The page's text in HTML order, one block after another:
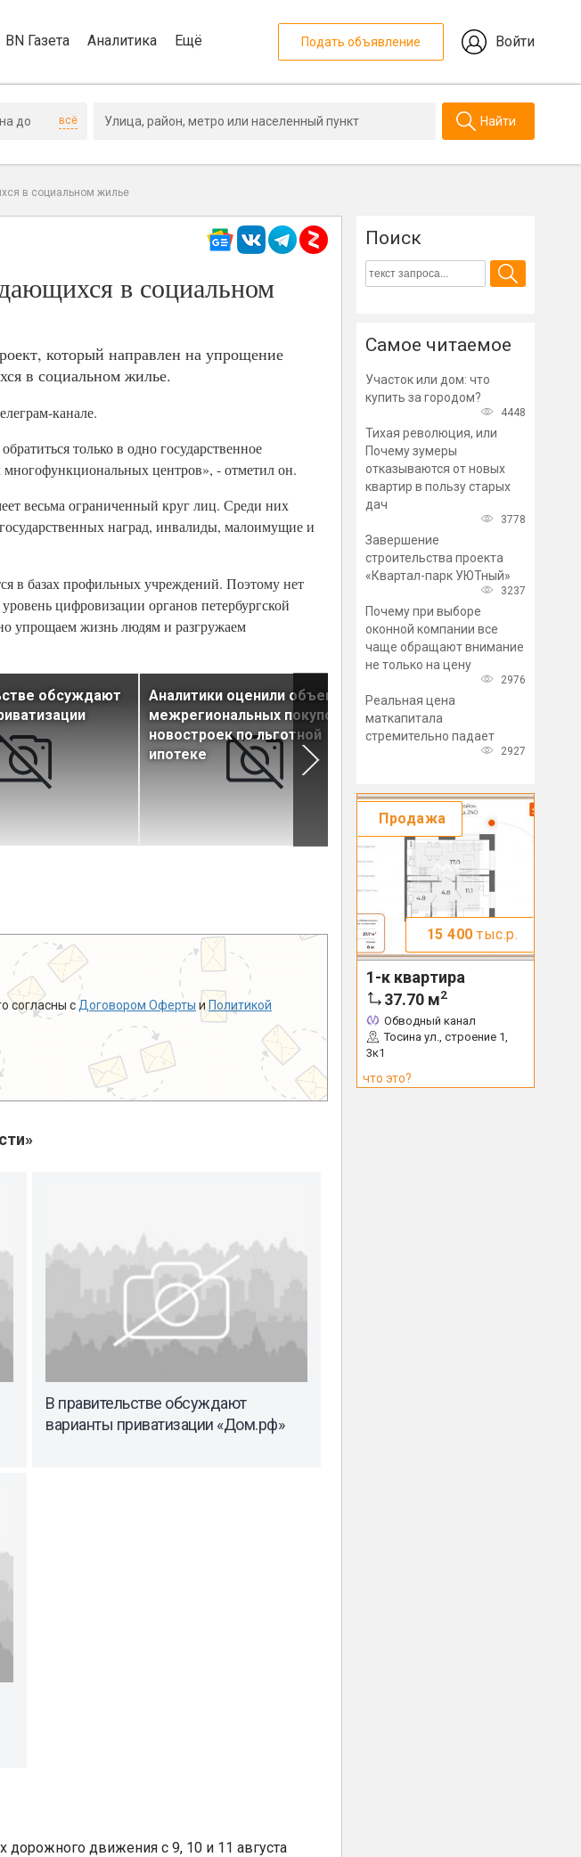
BN Газета Аналитика Ещё Подать объявление Войти
всё Найти
в социальном жилье
в социальном
который направлен на упрощение
в социальном жилье.
канале.
только в одно государственное
центров», - отметил он.
весьма ограниченный круг лиц. Среди них
наград, инвалиды, малоимущие и
в базах профильных учреждений. Поэтому нет
цифровизации органов петербургской
упрощаем жизнь людям и разгружаем
обсуждают
Аналитики оценили объем
межрегиональных покупок
новостроек по льготной
ипотеке
Принят закон о доступе
провайдеров в
многоквартирные дома
согласны с Договором Оферты и Политикой
В правительстве обсуждают
варианты приватизации «Дом.рф»
дорожного движения с 9, 10 и 11 августа
Поиск
Самое читаемое
Участок или дом: что
купить за городом?
4448
Тихая революция, или
Почему зумеры
отказываются от новых
квартир в пользу старых
дач
3778
Завершение
строительства проекта
«Квартал-парк УЮТный»
3237
Почему при выборе
оконной компании все
чаще обращают внимание
не только на цену
2976
Реальная цена
маткапитала
стремительно падает
2927
Продажа
15 400 тыс.р.
1-к квартира
37.70 м2
Обводный канал
Тосина ул., строение 1,
3к1
что это?